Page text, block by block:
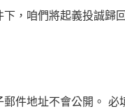
咱們將起義投誠歸
件地址不會公開。 必